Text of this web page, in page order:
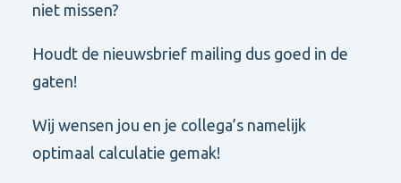
niet missen?
Houdt de nieuwsbrief mailing dus goed in de
gaten!
Wij wensen jou en je collega’s namelijk
optimaal calculatie gemak!